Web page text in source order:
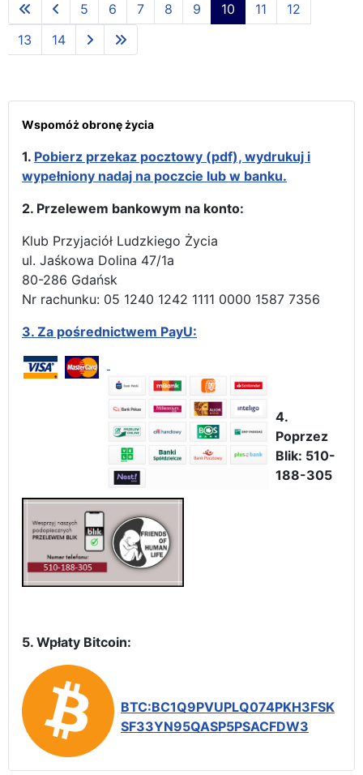
5 6 7 8 9 10 11
12
13
14
Wspomóż obronę życia
1. Pobierz przekaz pocztowy (pdf), wydrukuj i
wypełniony nadaj na poczcie lub w banku.
2. Przelewem bankowym na konto:
Klub Przyjaciół Ludzkiego Życia
ul. Jaśkowa Dolina 47/1a
80-286 Gdańsk
Nr rachunku: 05 1240 1242 1111 0000 1587 7356
3. Za pośrednictwem PayU:
4.
Poprzez
Blik: 510-
188-305
5. Wpłaty Bitcoin:
BTC:BC1Q9PVUPLQ074PKH3FSK
SF33YN95QASP5PSACFDW3